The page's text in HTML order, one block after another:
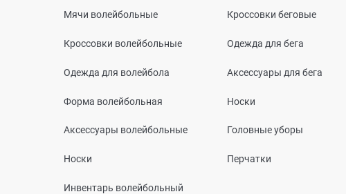
Мячи волейбольные
Кроссовки волейбольные
Одежда для волейбола
Форма волейбольная
Аксессуары волейбольные
Носки
Инвентарь волейбольный
Кроссовки беговые
Одежда для бега
Аксессуары для бега
Носки
Головные уборы
Перчатки